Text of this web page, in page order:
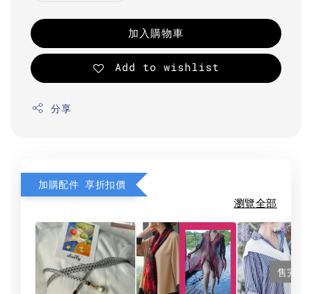
加入購物車
Add to wishlist
分享
加購配件 享折扣價
瀏覽全部
售完